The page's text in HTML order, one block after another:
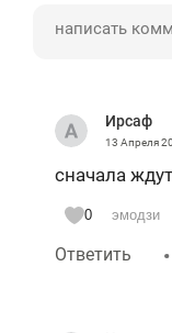
Ирсаф
13 Апреля
сначала
0 эмодзи
Ответить